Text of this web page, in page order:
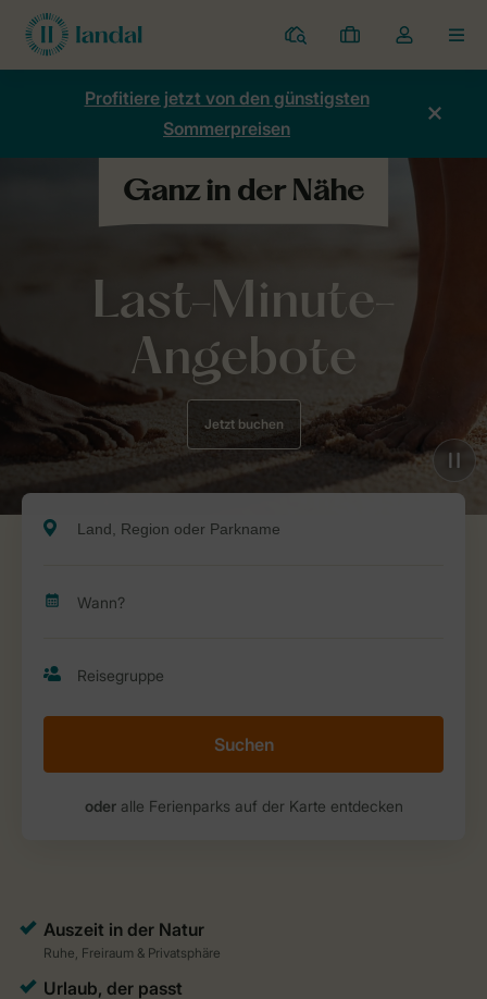
Ferienparks
Meine
Buchungen
Dropdown-
Menü
Kontos
Profitiere jetzt von den günstigsten
Sommerpreisen
Last-Minute-
Angebote
Jetzt buchen
Suchen
oderalle Ferienparks auf der Karte entdecken